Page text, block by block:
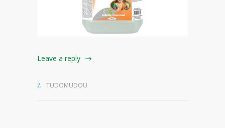
Leave a reply
TUDOMUDOU